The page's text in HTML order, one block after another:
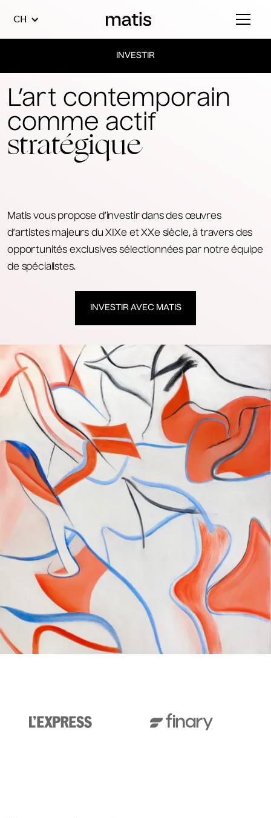
CH
L’art contemporain
comme actif
stratégique
Matis vous propose d’investir dans des œuvres
d’artistes majeurs du XIXe et XXe siècle, à travers des
opportunités exclusives sélectionnées par notre équipe
de spécialistes.
INVESTIR AVEC MATIS
INVESTIR